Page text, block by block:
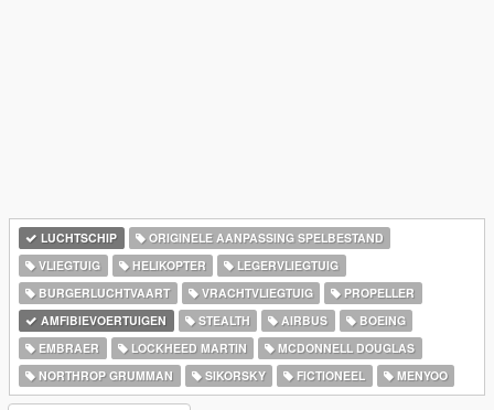
LUCHTSCHIP
ORIGINELE AANPASSING SPELBESTAND
VLIEGTUIG
HELIKOPTER
LEGERVLIEGTUIG
BURGERLUCHTVAART
VRACHTVLIEGTUIG
PROPELLER
AMFIBIEVOERTUIGEN
STEALTH AIRBUS
BOEING
EMBRAER
LOCKHEED MARTIN
MCDONNELL DOUGLAS
NORTHROP GRUMMAN
SIKORSKY FICTIONEEL MENYOO